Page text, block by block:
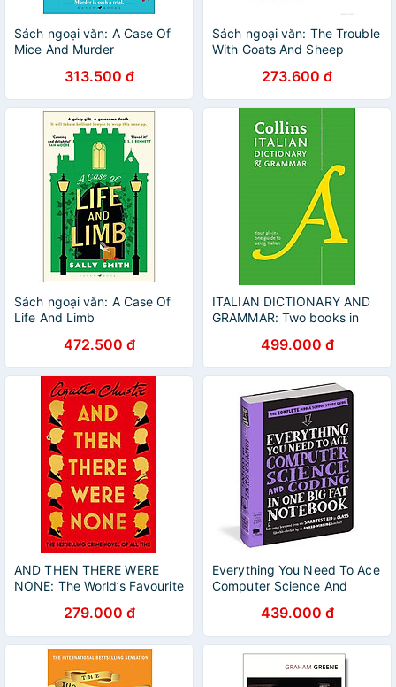
Sách ngoại văn: A Case Of
Mice And Murder
313.500 đ
Sách ngoại văn: The Trouble
With Goats And Sheep
273.600 đ
Sách ngoại văn: A Case Of
Life And Limb
472.500 đ
ITALIAN DICTIONARY AND
GRAMMAR: Two books in
499.000 đ
AND THEN THERE WERE
NONE: The World’s Favourite
279.000 đ
Everything You Need To Ace
Computer Science And
Notebook439.000 đ